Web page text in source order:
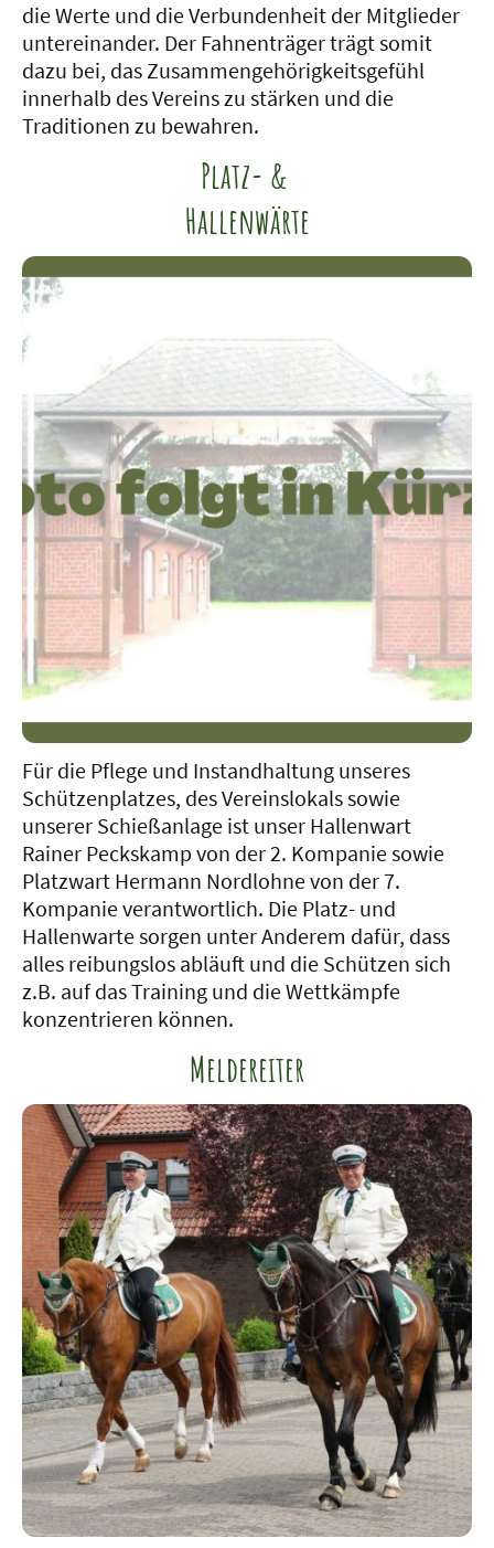
die Werte und die Verbundenheit der Mitglieder
untereinander. Der Fahnenträger trägt somit
dazu bei, das Zusammengehörigkeitsgefühl
innerhalb des Vereins zu stärken und die
Traditionen zu bewahren.
Platz- &
Hallenwärte
Für die Pflege und Instandhaltung unseres
Schützenplatzes, des Vereinslokals sowie
unserer Schießanlage ist unser Hallenwart
Rainer Peckskamp von der 2. Kompanie sowie
Platzwart Hermann Nordlohne von der 7.
Kompanie verantwortlich. Die Platz- und
Hallenwarte sorgen unter Anderem dafür, dass
alles reibungslos abläuft und die Schützen sich
z.B. auf das Training und die Wettkämpfe
konzentrieren können.
Meldereiter